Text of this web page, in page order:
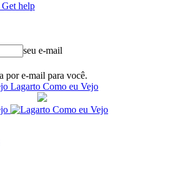
help
seu e-mail
por e-mail para você.
Lagarto Como eu Vejo